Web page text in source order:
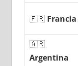
🇫🇷 Francia
🇦🇷
Argentina